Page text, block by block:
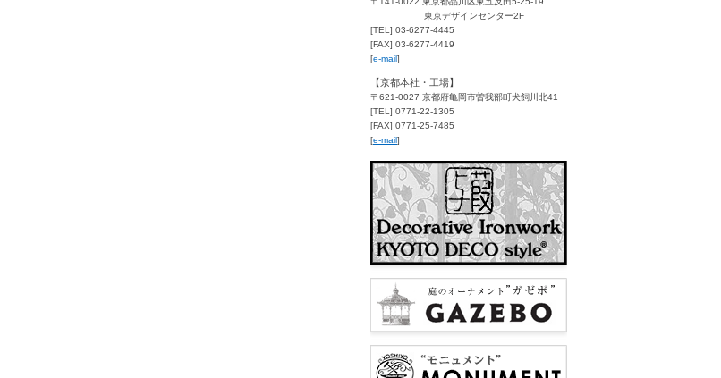
東京デザインセンター2F
[TEL] 03-6277-4445
[FAX] 03-6277-4419
[e-mail]
【京都本社・工場】
〒621-0027 京都府亀岡市曽我部町犬飼川北41
[TEL] 0771-22-1305
[FAX] 0771-25-7485
[e-mail]